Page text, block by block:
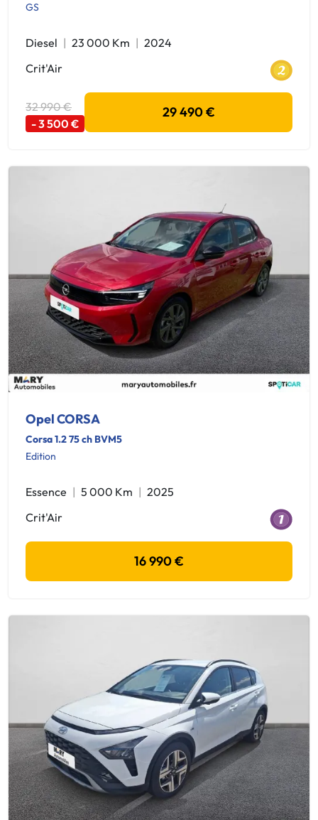
GS
Diesel 23 000 Km
2024
Crit'Air
32 990 €
- 3 500 €
29 490 €
Opel CORSA
Corsa 1.2 75 ch BVM5
Edition
Essence 5 000 Km
2025
Crit'Air
16 990 €